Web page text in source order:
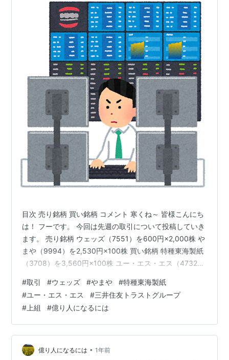
目次 売り銘柄 買い銘柄 コメント 寒くね～ 皆様こんにち
は！ フーです。 今回は先週の取引について投稿していき
ます。 売り銘柄 ウェッズ（7551）を600円×2,000株 や
まや（9994）を2,530円×100株 買い銘柄 特種東海製紙
（3708）を3,560円×100株 ユー・エス・エス（4732）
を3,760円×100株 上組（9364）を3,900円×100株 コメ
ント 今回は売却資金を使い買い注文を入れていきまし
た。 ウェッズについては減配をした為、やまやについて
は株主優待を廃止した為売却を行いました。 購入は配当
金や…
#取引 #ウェッズ #やまや #特種東海製紙
#ユー・エス・エス #三井住友トラストグループ
# 上組 #億り人になるには
億り人になるには • 1年前